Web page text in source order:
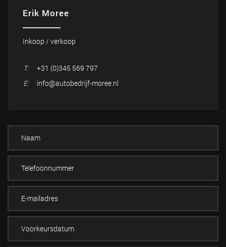
Erik Moree
Inkoop / verkoop
T:
+31 (0)345 569 797
E:
info@autobedrijf-moree.nl